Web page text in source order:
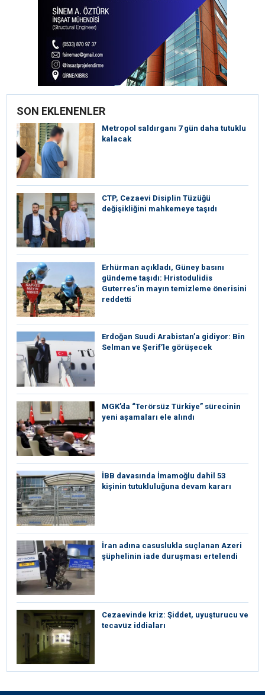
SON EKLENENLER
Metropol saldırganı 7 gün daha tutuklu
kalacak
CTP, Cezaevi Disiplin Tüzüğü
değişikliğini mahkemeye taşıdı
Erhürman açıkladı, Güney basını
gündeme taşıdı: Hristodulidis
Guterres’in mayın temizleme önerisini
reddetti
Erdoğan Suudi Arabistan’a gidiyor: Bin
Selman ve Şerif’le görüşecek
MGK’da “Terörsüz Türkiye” sürecinin
yeni aşamaları ele alındı
İBB davasında İmamoğlu dahil 53
kişinin tutukluluğuna devam kararı
İran adına casuslukla suçlanan Azeri
şüphelinin iade duruşması ertelendi
Cezaevinde kriz: Şiddet, uyuşturucu ve
tecavüz iddiaları